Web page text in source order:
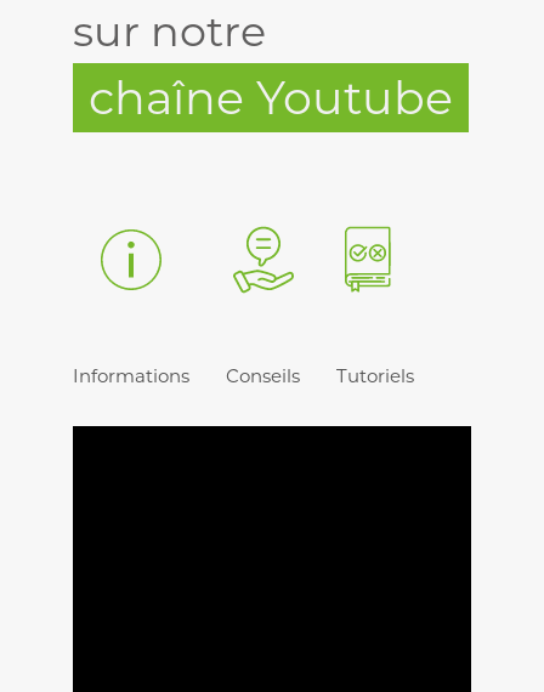
sur notre
chaîne Youtube
Informations Conseils Tutoriels